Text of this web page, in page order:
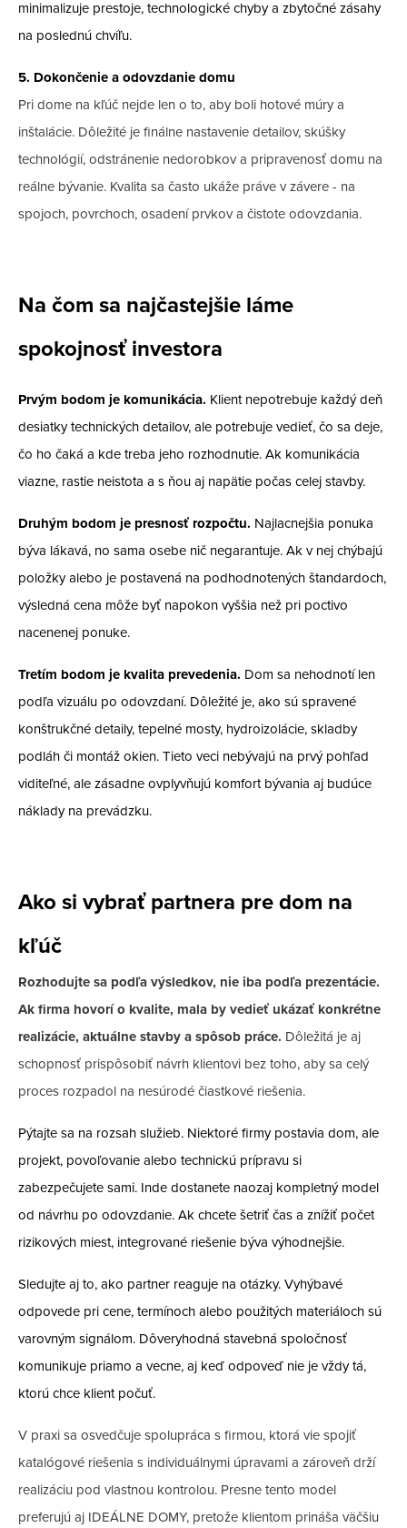
minimalizuje prestoje, technologické chyby a zbytočné zásahy
na poslednú chvíľu.
5. Dokončenie a odovzdanie domu
Pri dome na kľúč nejde len o to, aby boli hotové múry a
inštalácie. Dôležité je finálne nastavenie detailov, skúšky
technológií, odstránenie nedorobkov a pripravenosť domu na
reálne bývanie. Kvalita sa často ukáže práve v závere - na
spojoch, povrchoch, osadení prvkov a čistote odovzdania.
Na čom sa najčastejšie láme
spokojnosť investora
Prvým bodom je komunikácia. Klient nepotrebuje každý deň
desiatky technických detailov, ale potrebuje vedieť, čo sa deje,
čo ho čaká a kde treba jeho rozhodnutie. Ak komunikácia
viazne, rastie neistota a s ňou aj napätie počas celej stavby.
Druhým bodom je presnosť rozpočtu. Najlacnejšia ponuka
býva lákavá, no sama osebe nič negarantuje. Ak v nej chýbajú
položky alebo je postavená na podhodnotených štandardoch,
výsledná cena môže byť napokon vyššia než pri poctivo
nacenenej ponuke.
Tretím bodom je kvalita prevedenia. Dom sa nehodnotí len
podľa vizuálu po odovzdaní. Dôležité je, ako sú spravené
konštrukčné detaily, tepelné mosty, hydroizolácie, skladby
podláh či montáž okien. Tieto veci nebývajú na prvý pohľad
viditeľné, ale zásadne ovplyvňujú komfort bývania aj budúce
náklady na prevádzku.
Ako si vybrať partnera pre dom na
kľúč
Rozhodujte sa podľa výsledkov, nie iba podľa prezentácie.
Ak firma hovorí o kvalite, mala by vedieť ukázať konkrétne
realizácie, aktuálne stavby a spôsob práce. Dôležitá je aj
schopnosť prispôsobiť návrh klientovi bez toho, aby sa celý
proces rozpadol na nesúrodé čiastkové riešenia.
Pýtajte sa na rozsah služieb. Niektoré firmy postavia dom, ale
projekt, povoľovanie alebo technickú prípravu si
zabezpečujete sami. Inde dostanete naozaj kompletný model
od návrhu po odovzdanie. Ak chcete šetriť čas a znížiť počet
rizikových miest, integrované riešenie býva výhodnejšie.
Sledujte aj to, ako partner reaguje na otázky. Vyhýbavé
odpovede pri cene, termínoch alebo použitých materiáloch sú
varovným signálom. Dôveryhodná stavebná spoločnosť
komunikuje priamo a vecne, aj keď odpoveď nie je vždy tá,
ktorú chce klient počuť.
V praxi sa osvedčuje spolupráca s firmou, ktorá vie spojiť
katalógové riešenia s individuálnymi úpravami a zároveň drží
realizáciu pod vlastnou kontrolou. Presne tento model
preferujú aj IDEÁLNE DOMY, pretože klientom prináša väčšiu